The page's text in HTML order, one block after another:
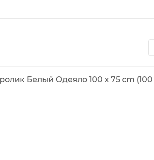
Белый Одеяло 100 x 75 cm (100